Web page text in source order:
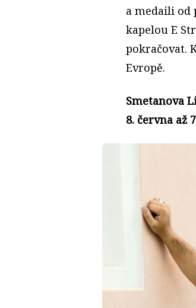
a medaili od
kapelou E
pokračovat.
Evropě.
Smetanova
8. června až